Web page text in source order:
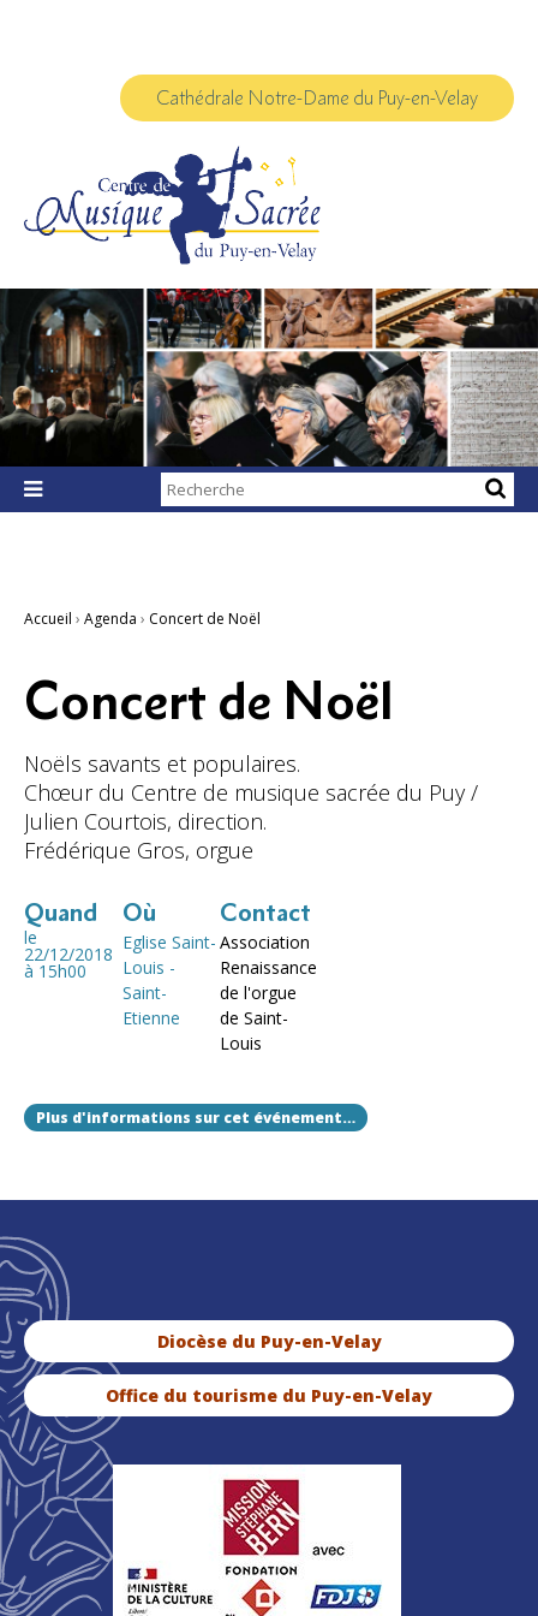
Cathédrale Notre-Dame du Puy-en-Velay

Chercher par
Recherche
Accueil › Agenda › Concert de Noël
Concert de Noël
Noëls savants et populaires.
Chœur du Centre de musique sacrée du Puy /
Julien Courtois, direction.
Frédérique Gros, orgue
Quand
le
22/12/2018
à 15h00
Où
Eglise Saint-
Louis -
Saint-
Etienne
Contact
Association
Renaissance
de l'orgue
de Saint-
Louis
Plus d'informations sur cet événement…
Diocèse du Puy-en-Velay
Office du tourisme du Puy-en-Velay